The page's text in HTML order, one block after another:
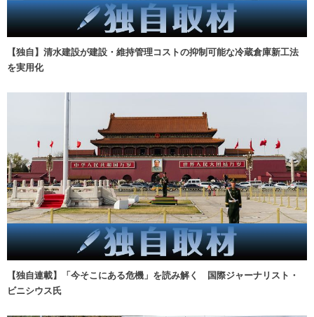
【独自】清水建設が建設・維持管理コストの抑制可能な冷蔵倉庫新工法
を実用化
【独自連載】「今そこにある危機」を読み解く 国際ジャーナリスト・
ビニシウス氏